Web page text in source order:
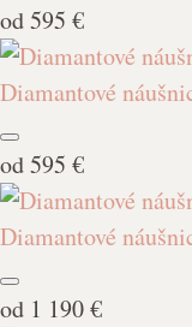
od595 €
Diamantové
od595 €
Diamantové
od 1 190 €